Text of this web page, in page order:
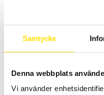
Samtycke
Denna webbplats
Vi använder
Säkring
Säkringar till